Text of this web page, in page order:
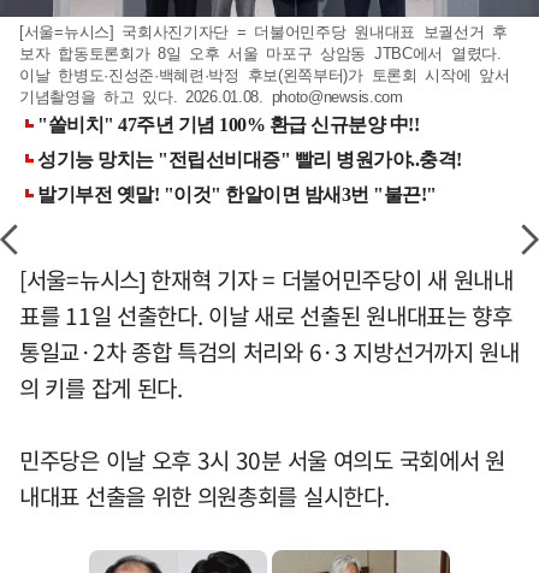
[서울=뉴시스] 국회사진기자단 = 더불어민주당 원내대표 보궐선거 후
보자 합동토론회가 8일 오후 서울 마포구 상암동 JTBC에서 열렸다.
이날 한병도·진성준·백혜련·박정 후보(왼쪽부터)가 토론회 시작에 앞서
기념촬영을 하고 있다. 2026.01.08. photo@newsis.com
[서울=뉴시스] 한재혁 기자 = 더불어민주당이 새 원내내
표를 11일 선출한다. 이날 새로 선출된 원내대표는 향후
통일교·2차 종합 특검의 처리와 6·3 지방선거까지 원내
의 키를 잡게 된다.
민주당은 이날 오후 3시 30분 서울 여의도 국회에서 원
내대표 선출을 위한 의원총회를 실시한다.